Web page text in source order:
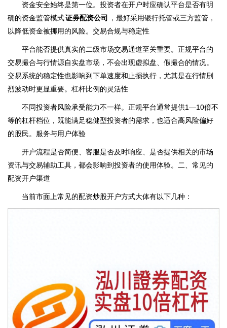
资金安全始终是第一位。投资者在开户时应确认平台是否有明
确的资金监管模式证券配资公司
，最好采用银行托管或三方监管，
以降低资金被挪用的风险。交易合规与稳定性
平台能否提供真实的二级市场交易通道至关重要。正规平台的
交易撮合与行情源自实盘市场，不会出现虚拟盘、假撮合的情况。
交易系统的稳定性也影响到下单速度和止损执行，尤其是在行情剧
烈波动时更显重要。杠杆比例的灵活性
不同投资者风险承受能力不一样。正规平台通常提供1—10倍不
等的杠杆档位，既能满足稳健型投资者的需求，也适合高风险偏好
的股民。服务与用户体验
开户流程是否简便、客服是否及时响应、是否提供相关的市场
资讯与交易辅助工具，都会影响到投资者的使用体验。二、常见的
配资开户渠道
当前市面上常见的配资炒股开户方式大体有以下几种：